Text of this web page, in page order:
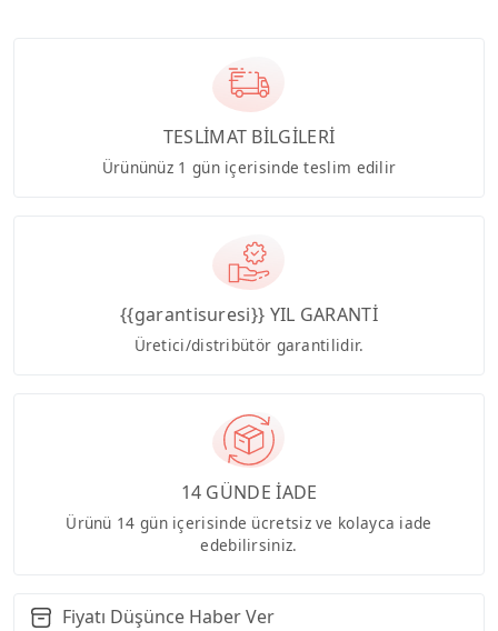
TESLİMAT BİLGİLERİ
Ürününüz 1 gün içerisinde teslim edilir
{{garantisuresi}} YIL GARANTİ
Üretici/distribütör garantilidir.
14 GÜNDE İADE
Ürünü 14 gün içerisinde ücretsiz ve kolayca iade
edebilirsiniz.
Fiyatı Düşünce Haber Ver